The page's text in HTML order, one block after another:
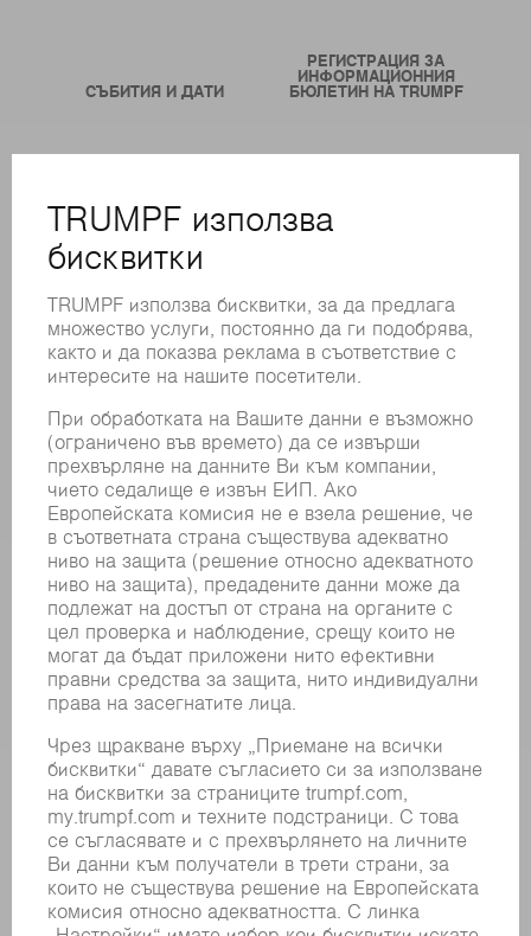
СЪБИТИЯ И ДАТИ
РЕГИСТРАЦИЯ ЗА
ИНФОРМАЦИОННИЯ
БЮЛЕТИН НА TRUMPF
ОНЛАЙН УСЛУГИ
КОНТАКТИ
ФИЛИАЛИ
РЕГИСТРИРАНЕ ЗА БЮЛЕТИН
MYTRUMPF
ИНФОРМАЦИОННИ ЛИСТОВЕ ЗА БЕЗОПАСНОСТ
ПРОДУКТИ
ЛАЗЕР
СИЛОВА ЕЛЕКТРОНИКА
ЕЛЕКТРИЧЕСКИ ИНСТРУМЕНТИ
SMART FACTORY
СОФТУЕР
УСЛУГИ
ПРИЛОЖЕНИЯ
ОТРАСЛИ
КОМПАНИЯТА
КАРИЕРИ
СВОБОДНИ ПОЗИЦИИ
ПРОФИЛ НА КОМПАНИЯТА
УПРАВИТЕЛЕН СЪВЕТ
ГОДИШЕН ДОКЛАД
БИЗНЕС ПРИНЦИПИ
СЪОТВЕТСТВИЕ
СИСТЕМА ЗА ПОДАВАНЕ НА СИГНАЛИ
SECURITY
ПРЕССЪОБЩЕНИЯ
СПИСАНИЯ
УСТОЙЧИВОСТ
КЛИМАТ И ОКОЛНА СРЕДА